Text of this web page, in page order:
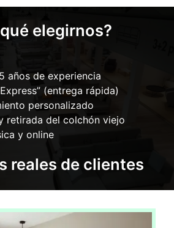
elegirnos?
años de experiencia
(entrega rápida)
personalizado
retirada del colchón viejo
y online
reales de clientes